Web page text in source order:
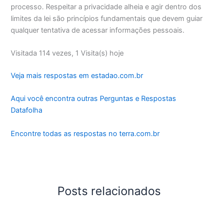
processo. Respeitar a privacidade alheia e agir dentro dos
limites da lei são princípios fundamentais que devem guiar
qualquer tentativa de acessar informações pessoais.
Visitada 114 vezes, 1 Visita(s) hoje
Veja mais respostas em estadao.com.br
Aqui você encontra outras Perguntas e Respostas
Datafolha
Encontre todas as respostas no terra.com.br
Posts relacionados